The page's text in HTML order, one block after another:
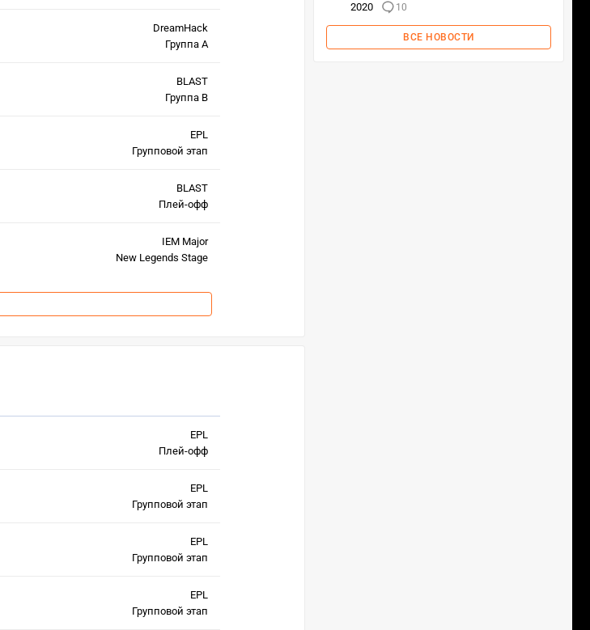
DreamHack
Группа А
BLAST
Группа B
EPL
Групповой этап
BLAST
Плей-офф
IEM Major
New Legends Stage
EPL
Плей-офф
EPL
Групповой этап
EPL
Групповой этап
EPL
Групповой этап
2020
10
ВСЕ НОВОСТИ